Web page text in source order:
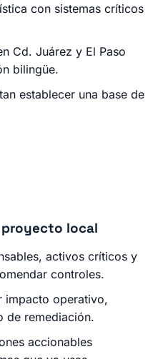
con sistemas críticos
Cd. Juárez y El Paso
bilingüe.
establecer una base de
proyecto local
activos críticos y
controles.
impacto operativo,
de remediación.
accionables